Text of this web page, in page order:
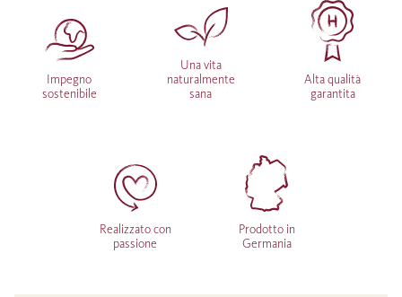
Impegno
sostenibile
Una vita
naturalmente
sana
Alta qualità
garantita
Realizzato con
passione
Prodotto in
Germania